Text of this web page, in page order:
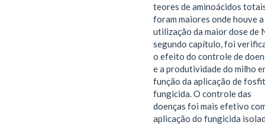
teores de aminoácidos
foram maiores onde houve a
utilização da maior dose de
segundo capítulo, foi
o efeito do controle de
e a produtividade do milho
função da aplicação de
fungicida. O controle das
doenças foi mais efetivo
aplicação do fungicida